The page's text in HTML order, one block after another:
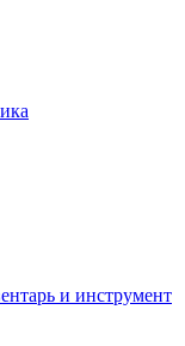
и инструмент